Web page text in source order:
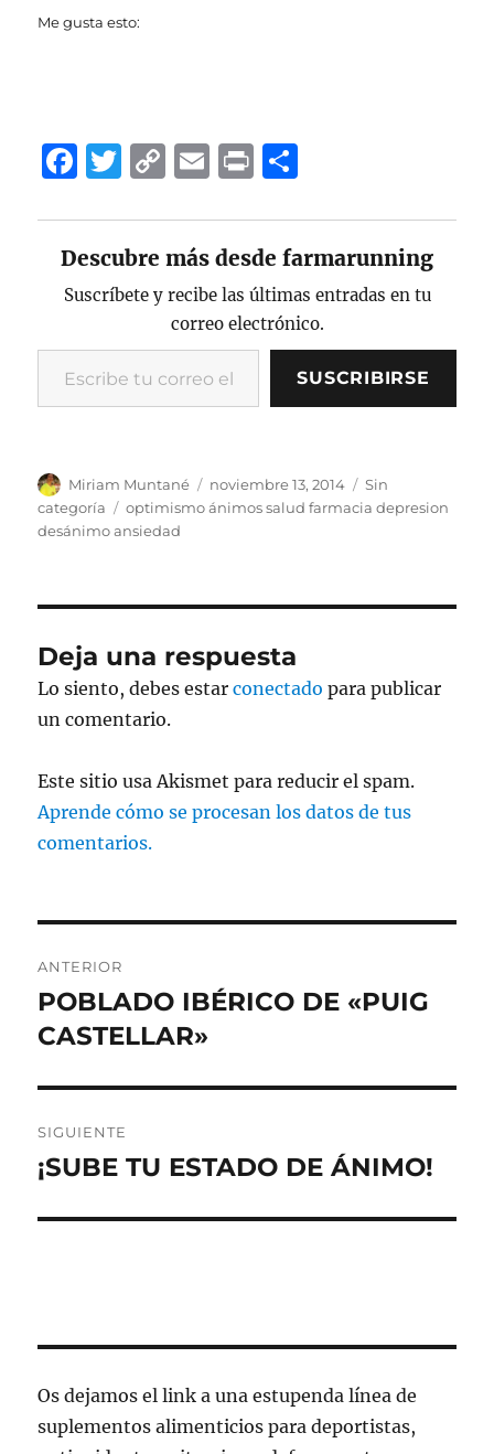
Me gusta esto:
F
c
e
b
o
k
T
it
te
r
C
p
y
Li
n
k
E
ai
l
P
n
t
m
p
a
rt
ir
Descubre más desde farmarunning
Suscríbete y recibe las últimas entradas en tu
correo electrónico.
Escribe tu correo electrónico…
SUSCRIBIRSE
Autor
Miriam Muntané
Publicado
el
noviembre 13, 2014 Categorías
Sin
categoría
Etiquetas
optimismo ánimos salud farmacia depresion
desánimo ansiedad
Deja una respuesta
Lo siento, debes estarconectado para publicar
un comentario.
Este sitio usa Akismet para reducir el spam.
Aprende cómo se procesan los datos de tus
comentarios.
de
entradas
ANTERIOR
Entrada
anterior:
POBLADO IBÉRICO DE «PUIG
CASTELLAR»
SIGUIENTE
Entrada
¡SUBE TU ESTADO DE ÁNIMO!
Os dejamos el link a una estupenda línea de
suplementos alimenticios para deportistas,